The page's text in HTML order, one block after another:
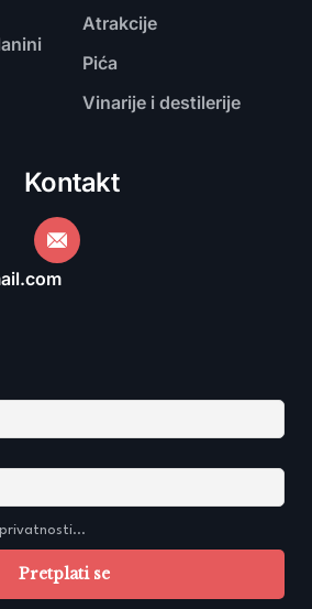
Atrakcije
Pića
Vinarije i destilerije
Kontakt